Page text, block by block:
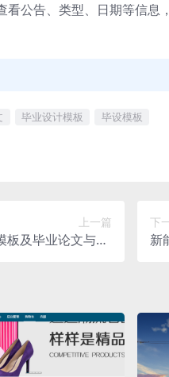
公告、类型、日期等信
毕业设计模板 毕设模板
上一篇
及毕业论文与PP
下
新